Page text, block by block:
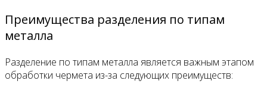
Преимущества разделения по типам
металла
Разделение по типам металла является важным этапом
обработки чермета из-за следующих преимуществ: